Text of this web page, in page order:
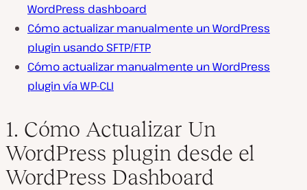
WordPress dashboard
Cómo actualizar manualmente un WordPress
plugin usando SFTP/FTP
Cómo actualizar manualmente un WordPress
plugin vía WP-CLI
1. Cómo Actualizar Un
WordPress plugin desde el
WordPress Dashboard